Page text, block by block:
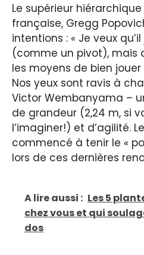
Le supérieur
française, Gregg
intentions : « Je veux
(comme un pivot), mais
les moyens de bien jouer
Nos yeux sont ravis à
Victor Wembanyama –
de grandeur (2,24 m, si
l’imaginer!) et d’agilité.
commencé à tenir le «
lors de ces dernières
A lire aussi : Les 5
chez vous et qui
dos